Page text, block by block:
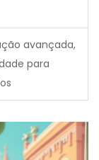
avançada,
para